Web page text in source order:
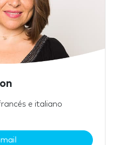
e italiano